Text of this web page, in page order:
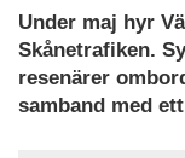
Under maj hyr
Skånetrafiken.
resenärer
samband med